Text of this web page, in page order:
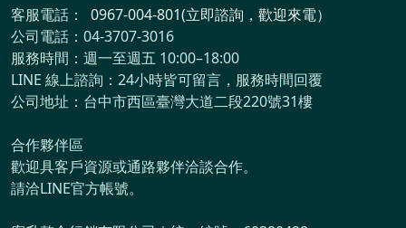
客服電話：
0967-004-801(立即諮詢，歡迎來電）
公司電話：04-3707-3016
服務時間：週一至週五 10:00–18:00
LINE 線上諮詢：24小時皆可留言，服務時間回覆
公司地址：台中市西區臺灣大道二段220號31樓
合作夥伴區
歡迎具客戶資源或通路夥伴洽談合作。
請洽LINE官方帳號。